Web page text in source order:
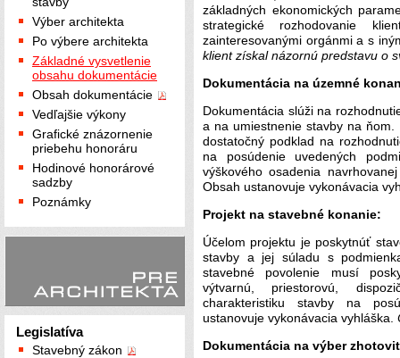
Výber architekta
Po výbere architekta
Základné vysvetlenie
obsahu dokumentácie
Obsah dokumentácie
Vedľajšie výkony
Grafické znázornenie
priebehu honoráru
Hodinové honorárové
sadzby
Poznámky
Legislatíva
Stavebný zákon
základných ekonomických
strategické rozhodovanie
zainteresovanými orgánmi a s
klient získal názornú predstavu o
Dokumentácia na územné
Dokumentácia slúži na
a na umiestnenie stavby na
dostatočný podklad na
na posúdenie uvedených
výškového osadenia
Obsah ustanovuje vykonávacia
Projekt na stavebné konanie:
Účelom projektu je poskytnúť
stavby a jej súladu s
stavebné povolenie musí
výtvarnú, priestorovú,
charakteristiku stavby na
ustanovuje vykonávacia vyhláška.
Dokumentácia na výber